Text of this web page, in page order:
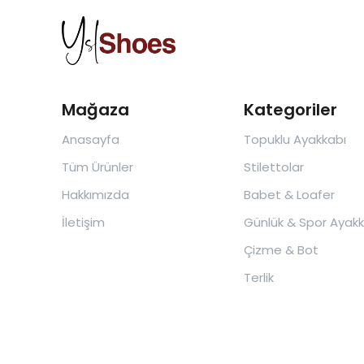
Mağaza
Anasayfa
Tüm Ürünler
Hakkımızda
İletişim
Kategoriler
Topuklu Ayakkabı
Stilettolar
Babet & Loafer
Günlük & Spor
Çizme & Bot
Terlik